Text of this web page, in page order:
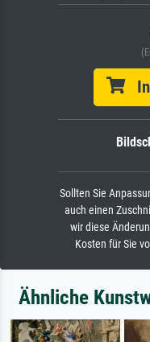
In
Sollten Sie
auch einen
wir diese
Kosten für Sie
Ähnliche